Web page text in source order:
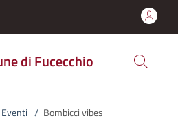
di Fucecchio
Eventi / Bombicci vibes